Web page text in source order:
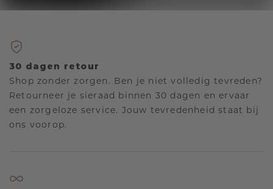
30 dagen retour
Shop zonder zorgen. Ben je niet volledig tevreden?
Retourneer je sieraad binnen 30 dagen en ervaar
een zorgeloze service. Jouw tevredenheid staat bij
ons voorop.